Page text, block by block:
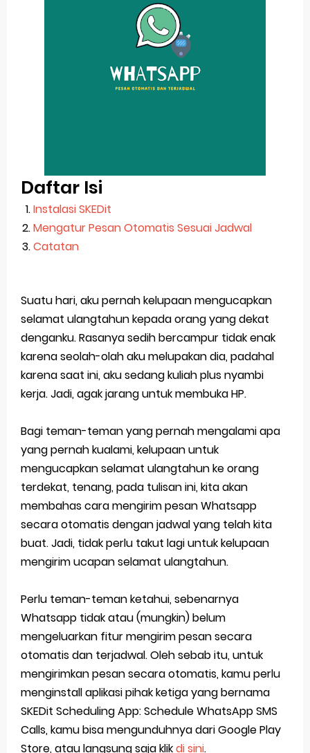
Pp Wa Couple Pasangan: Cara Terbaik Untuk Menjaga Hubungan
Cara Mengecek Windows Ori
Simpan Profil Ig Dengan Mudah
Daftar Isi
Instalasi SKEDit
Mengatur Pesan Otomatis Sesuai Jadwal
Catatan
Suatu hari, aku pernah kelupaan mengucapkan
selamat ulangtahun kepada orang yang dekat
denganku. Rasanya sedih bercampur tidak enak
karena seolah-olah aku melupakan dia, padahal
karena saat ini, aku sedang kuliah plus nyambi
kerja. Jadi, agak jarang untuk membuka HP.
Bagi teman-teman yang pernah mengalami apa
yang pernah kualami, kelupaan untuk
mengucapkan selamat ulangtahun ke orang
terdekat, tenang, pada tulisan ini, kita akan
membahas cara mengirim pesan Whatsapp
secara otomatis dengan jadwal yang telah kita
buat. Jadi, tidak perlu takut lagi untuk kelupaan
mengirim ucapan selamat ulangtahun.
Perlu teman-teman ketahui, sebenarnya
Whatsapp tidak atau (mungkin) belum
mengeluarkan fitur mengirim pesan secara
otomatis dan terjadwal. Oleh sebab itu, untuk
mengirimkan pesan secara otomatis, kamu perlu
menginstall aplikasi pihak ketiga yang bernama
SKEDit Scheduling App: Schedule WhatsApp SMS
Calls, kamu bisa mengunduhnya dari Google Play
Store, atau langsung saja klikdi sini.